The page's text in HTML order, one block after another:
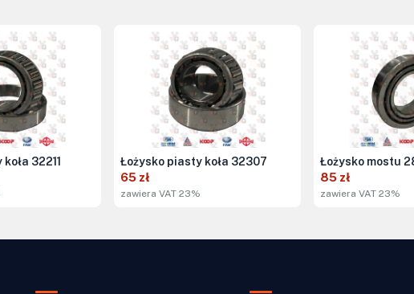
32211 Łożysko piasty koła 32307
65 zł
zawiera VAT 23%
Łożysko mostu
85 zł
zawiera VAT 23%